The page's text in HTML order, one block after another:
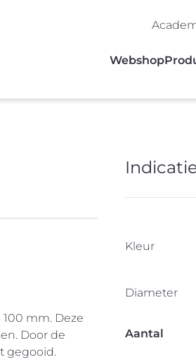
Webshop
Kleur
Diameter
Aantal
mm. Deze
Door de
gegooid.